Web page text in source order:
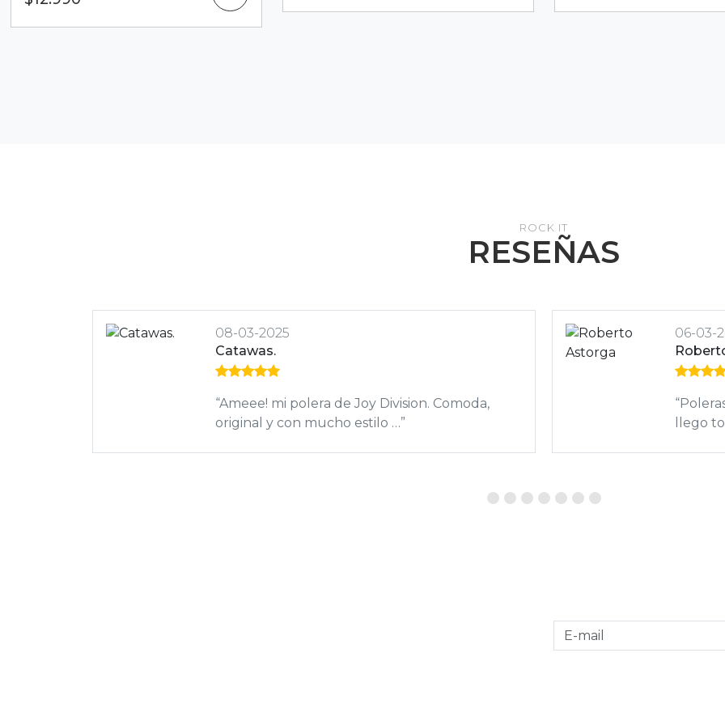
ROCK IT
RESEÑAS
06-03-2025
Roberto Astorga
“Poleras con actitud. buen diseño, buena tela y
llego todo perfecto…volvere!!”
09-04-
Javiera
"Top la
mis